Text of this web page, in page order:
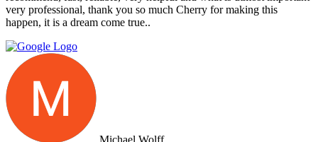
very professional, thank you so much Cherry for making this
happen, it is a dream come true..